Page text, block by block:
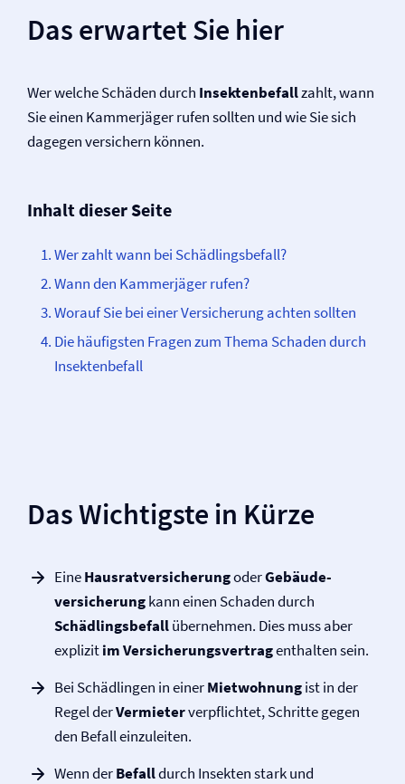
Das erwartet Sie hier
Wer welche Schäden durch Insektenbefallzahlt, wann
Sie einen Kammerjäger rufen sollten und wie Sie sich
dagegen versichern können.
Inhalt dieser Seite
Wer zahlt wann bei Schädlingsbefall?
Wann den Kammerjäger rufen?
Worauf Sie bei einer Versicherung achten sollten
Die häufigsten Fragen zum Thema Schaden durch
Insektenbefall
Das Wichtigste in Kürze
EineHausrat­versicherungoderGebäude­
versicherungkann einen Schaden durch
Schädlingsbefallübernehmen. Dies muss aber
explizitim Versicherungsvertragenthalten sein.
Bei Schädlingen in einerMietwohnungist in der
Regel derVermieterverpflichtet, Schritte gegen
den Befall einzuleiten.
Wenn derBefalldurch Insekten stark und